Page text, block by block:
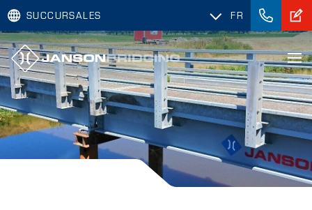
SUCCURSALES FR